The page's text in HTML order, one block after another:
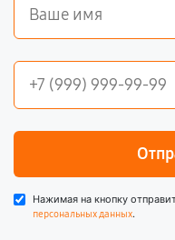
Нажимая на кнопку
персональных данных.